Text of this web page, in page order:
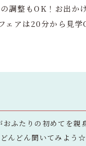
調整もOK！お出か
ェアは20分から見学
ふたりの初めてを親
んどん聞いてみよう☆